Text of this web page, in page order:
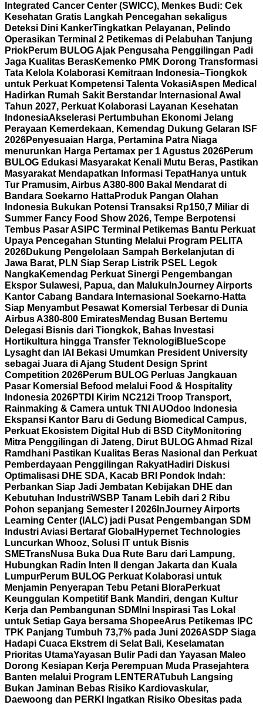
Integrated Cancer Center (SWICC), Menkes Budi: Cek
Kesehatan Gratis Langkah Pencegahan sekaligus
Deteksi Dini KankerTingkatkan Pelayanan, Pelindo
Operasikan Terminal 2 Petikemas di Pelabuhan Tanjung
PriokPerum BULOG Ajak Pengusaha Penggilingan Padi
Jaga Kualitas BerasKemenko PMK Dorong Transformasi
Tata Kelola Kolaborasi Kemitraan Indonesia–Tiongkok
untuk Perkuat Kompetensi Talenta VokasiAspen Medical
Hadirkan Rumah Sakit Berstandar Internasional Awal
Tahun 2027, Perkuat Kolaborasi Layanan Kesehatan
IndonesiaAkselerasi Pertumbuhan Ekonomi Jelang
Perayaan Kemerdekaan, Kemendag Dukung Gelaran ISF
2026Penyesuaian Harga, Pertamina Patra Niaga
menurunkan Harga Pertamax per 1 Agustus 2026Perum
BULOG Edukasi Masyarakat Kenali Mutu Beras, Pastikan
Masyarakat Mendapatkan Informasi TepatHanya untuk
Tur Pramusim, Airbus A380-800 Bakal Mendarat di
Bandara Soekarno HattaProduk Pangan Olahan
Indonesia Bukukan Potensi Transaksi Rp150,7 Miliar di
Summer Fancy Food Show 2026, Tempe Berpotensi
Tembus Pasar AS IPC Terminal Petikemas Bantu Perkuat
Upaya Pencegahan Stunting Melalui Program PELITA
2026Dukung Pengelolaan Sampah Berkelanjutan di
Jawa Barat, PLN Siap Serap Listrik PSEL Legok
NangkaKemendag Perkuat Sinergi Pengembangan
Ekspor Sulawesi, Papua, dan Maluku InJourney Airports
Kantor Cabang Bandara Internasional Soekarno-Hatta
Siap Menyambut Pesawat Komersial Terbesar di Dunia
Airbus A380-800 EmiratesMendag Busan Bertemu
Delegasi Bisnis dari Tiongkok, Bahas Investasi
Hortikultura hingga Transfer TeknologiBlueScope
Lysaght dan IAI Bekasi Umumkan President University
sebagai Juara di Ajang Student Design Sprint
Competition 2026Perum BULOG Perluas Jangkauan
Pasar Komersial Befood melalui Food & Hospitality
Indonesia 2026PTDI Kirim NC212i Troop Transport,
Rainmaking & Camera untuk TNI AUOdoo Indonesia
Ekspansi Kantor Baru di Gedung Biomedical Campus,
Perkuat Ekosistem Digital Hub di BSD CityMonitoring
Mitra Penggilingan di Jateng, Dirut BULOG Ahmad Rizal
Ramdhani Pastikan Kualitas Beras Nasional dan Perkuat
Pemberdayaan Penggilingan RakyatHadiri Diskusi
Optimalisasi DHE SDA, Kacab BRI Pondok Indah:
Perbankan Siap Jadi Jembatan Kebijakan DHE dan
Kebutuhan IndustriWSBP Tanam Lebih dari 2 Ribu
Pohon sepanjang Semester I 2026 InJourney Airports
Learning Center (IALC) jadi Pusat Pengembangan SDM
Industri Aviasi Bertaraf Global Hypernet Technologies
Luncurkan Whooz, Solusi IT untuk Bisnis
SMETransNusa Buka Dua Rute Baru dari Lampung,
Hubungkan Radin Inten II dengan Jakarta dan Kuala
LumpurPerum BULOG Perkuat Kolaborasi untuk
Menjamin Penyerapan Tebu Petani BloraPerkuat
Keunggulan Kompetitif Bank Mandiri, dengan Kultur
Kerja dan Pembangunan SDM Ini Inspirasi Tas Lokal
untuk Setiap Gaya bersama ShopeeArus Petikemas IPC
TPK Panjang Tumbuh 73,7% pada Juni 2026ASDP Siaga
Hadapi Cuaca Ekstrem di Selat Bali, Keselamatan
Prioritas UtamaYayasan Bulir Padi dan Yayasan Maleo
Dorong Kesiapan Kerja Perempuan Muda Prasejahtera
Banten melalui Program LENTERATubuh Langsing
Bukan Jaminan Bebas Risiko Kardiovaskular,
Daewoong dan PERKI Ingatkan Risiko Obesitas pada